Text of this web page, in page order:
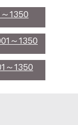
1350
～1350
～1350